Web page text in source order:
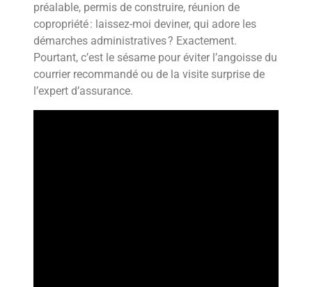
préalable, permis de construire, réunion de
copropriété : laissez-moi deviner, qui adore les
démarches administratives ? Exactement.
Pourtant, c’est le sésame pour éviter l’angoisse du
courrier recommandé ou de la visite surprise de
l’expert d’assurance.